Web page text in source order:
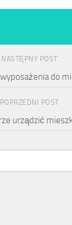
NASTĘPNY POST
do
POPRZEDNI POST
urządzić